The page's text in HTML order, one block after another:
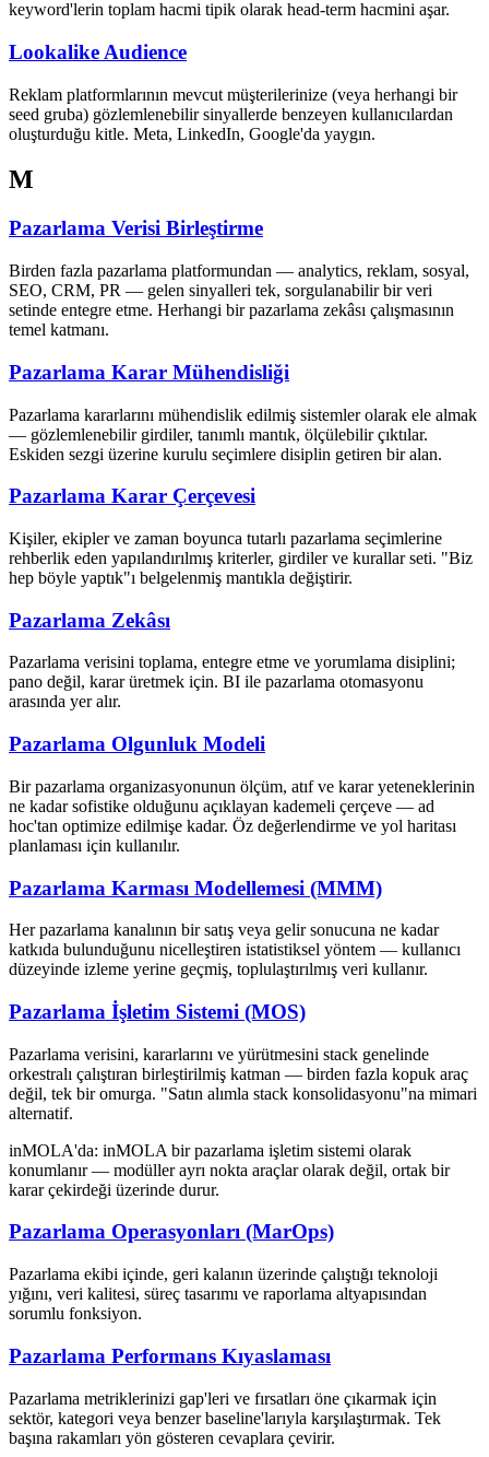
keyword'lerin toplam hacmi tipik olarak head-term hacmini aşar.
Lookalike Audience
Reklam platformlarının mevcut müşterilerinize (veya herhangi bir
seed gruba) gözlemlenebilir sinyallerde benzeyen kullanıcılardan
oluşturduğu kitle. Meta, LinkedIn, Google'da yaygın.
M
Pazarlama Verisi Birleştirme
Birden fazla pazarlama platformundan — analytics, reklam, sosyal,
SEO, CRM, PR — gelen sinyalleri tek, sorgulanabilir bir veri
setinde entegre etme. Herhangi bir pazarlama zekâsı çalışmasının
temel katmanı.
Pazarlama Karar Mühendisliği
Pazarlama kararlarını mühendislik edilmiş sistemler olarak ele almak
— gözlemlenebilir girdiler, tanımlı mantık, ölçülebilir çıktılar.
Eskiden sezgi üzerine kurulu seçimlere disiplin getiren bir alan.
Pazarlama Karar Çerçevesi
Kişiler, ekipler ve zaman boyunca tutarlı pazarlama seçimlerine
rehberlik eden yapılandırılmış kriterler, girdiler ve kurallar seti. "Biz
hep böyle yaptık"ı belgelenmiş mantıkla değiştirir.
Pazarlama Zekâsı
Pazarlama verisini toplama, entegre etme ve yorumlama disiplini;
pano değil, karar üretmek için. BI ile pazarlama otomasyonu
arasında yer alır.
Pazarlama Olgunluk Modeli
Bir pazarlama organizasyonunun ölçüm, atıf ve karar yeteneklerinin
ne kadar sofistike olduğunu açıklayan kademeli çerçeve — ad
hoc'tan optimize edilmişe kadar. Öz değerlendirme ve yol haritası
planlaması için kullanılır.
Pazarlama Karması Modellemesi (MMM)
Her pazarlama kanalının bir satış veya gelir sonucuna ne kadar
katkıda bulunduğunu nicelleştiren istatistiksel yöntem — kullanıcı
düzeyinde izleme yerine geçmiş, toplulaştırılmış veri kullanır.
Pazarlama İşletim Sistemi (MOS)
Pazarlama verisini, kararlarını ve yürütmesini stack genelinde
orkestralı çalıştıran birleştirilmiş katman — birden fazla kopuk araç
değil, tek bir omurga. "Satın alımla stack konsolidasyonu"na mimari
alternatif.
inMOLA'da: inMOLA bir pazarlama işletim sistemi olarak
konumlanır — modüller ayrı nokta araçlar olarak değil, ortak bir
karar çekirdeği üzerinde durur.
Pazarlama Operasyonları (MarOps)
Pazarlama ekibi içinde, geri kalanın üzerinde çalıştığı teknoloji
yığını, veri kalitesi, süreç tasarımı ve raporlama altyapısından
sorumlu fonksiyon.
Pazarlama Performans Kıyaslaması
Pazarlama metriklerinizi gap'leri ve fırsatları öne çıkarmak için
sektör, kategori veya benzer baseline'larıyla karşılaştırmak. Tek
başına rakamları yön gösteren cevaplara çevirir.